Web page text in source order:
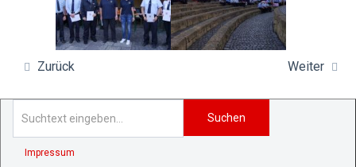
Zurück Weiter
Suchen
Impressum